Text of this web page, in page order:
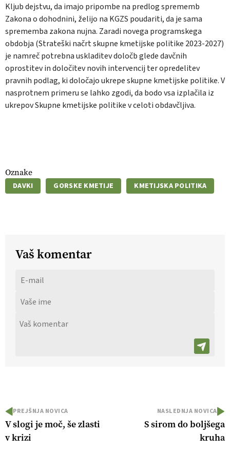
Kljub dejstvu, da imajo pripombe na predlog sprememb
Zakona o dohodnini, želijo na KGZS poudariti, da je sama
sprememba zakona nujna. Zaradi novega programskega
obdobja (Strateški načrt skupne kmetijske politike 2023-2027)
je namreč potrebna uskladitev določb glede davčnih
oprostitev in določitev novih intervencij ter opredelitev
pravnih podlag, ki določajo ukrepe skupne kmetijske politike. V
nasprotnem primeru se lahko zgodi, da bodo vsa izplačila iz
ukrepov Skupne kmetijske politike v celoti obdavčljiva.
Oznake
DAVKI GORSKE KMETIJE KMETIJSKA POLITIKA
Vaš komentar
PREJŠNJA NOVICA
V slogi je moč, še zlasti
v krizi
NASLEDNJA NOVICA
S sirom do boljšega
kruha